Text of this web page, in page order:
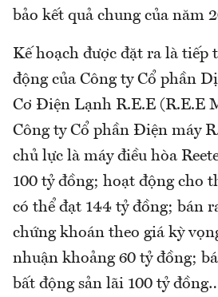
bảo kết quả chung của năm
Kế hoạch được đặt ra là tiếp
động của Công ty Cổ phần
Cơ Điện Lạnh R.E.E (R.E.E
Công ty Cổ phần Điện máy
chủ lực là máy điều hòa
100 tỷ đồng; hoạt động cho
có thể đạt 144 tỷ đồng; bán
chứng khoán theo giá kỳ
nhuận khoảng 60 tỷ đồng;
bất động sản lãi 100 tỷ